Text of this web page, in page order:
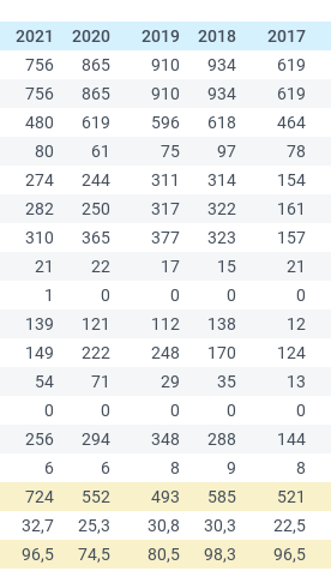
2021 2020 2019 2018
2017